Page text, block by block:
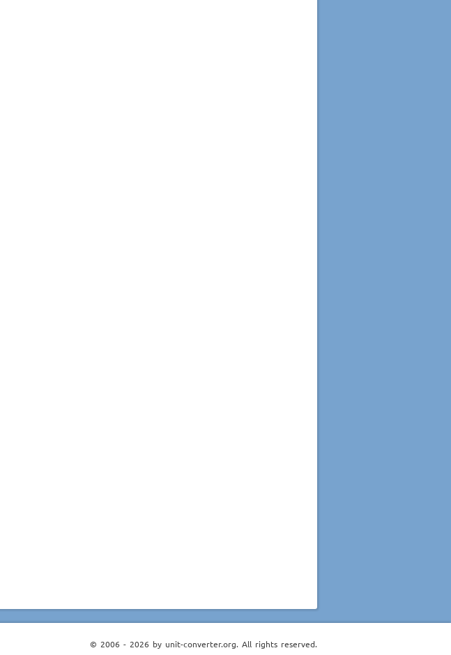
© 2006 - 2026 by unit-converter.org. All rights reserved.